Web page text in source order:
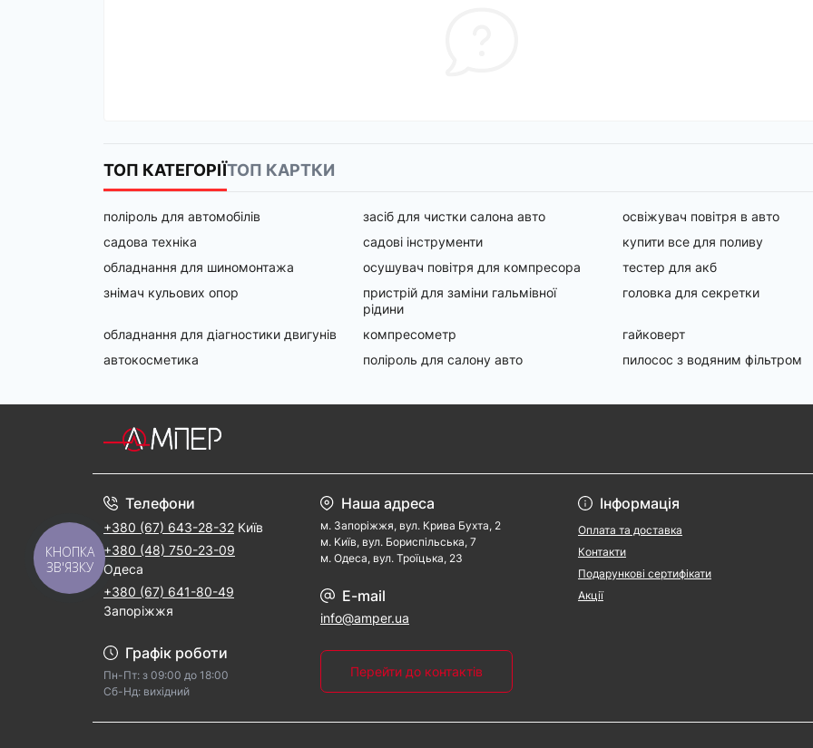
ТОП КАТЕГОРІЇТОП КАРТКИ
поліроль для автомобілів засіб для чистки салона авто
освіжувач повітря в авто
садова техніка
садові інструменти
купити все для поливу
обладнання для шиномонтажа
осушувач повітря для компресора
тестер для акб
знімач кульових опор
пристрій для заміни гальмівної
рідини
головка для секретки
обладнання для діагностики двигунів компресометр
гайковерт
автокосметика
поліроль для салону авто пилосос з водяним фільтром
Телефони
+380 (67) 643-28-32 Київ
+380 (48) 750-23-09
Одеса
+380 (67) 641-80-49
Запоріжжя
Графік роботи
Пн-Пт: з 09:00 дo 18:00
Cб-Hд: виxідний
Наша адреса
м. Запорiжжя, вул. Крива Бухта, 2
м. Kиїв, вул. Бориспільська, 7
м. Одеса, вул. Троїцька, 23
E-mail
info@amper.ua
Перейти до контактів
Інформація
Оплата та доставка
Контакти
Подарункові сертифікати
Акції
КНОПКА
ЗВ'ЯЗКУ